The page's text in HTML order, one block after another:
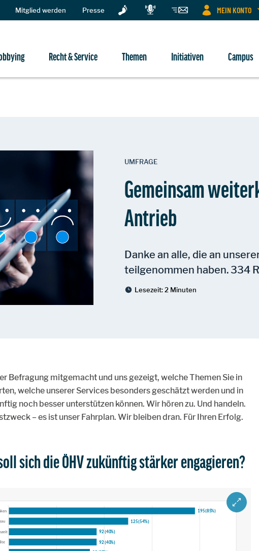
Mitglied werden Presse MEIN KONTO
Recht & Service Themen Initiativen Campus
UMFRAGE
Gemeinsam
Antrieb
Danke an alle, die an
teilgenommen haben. 334
Lesezeit:2 Minuten
Befragung mitgemacht und uns gezeigt, welche Themen Sie in
welche unserer Services besonders geschätzt werden und in
noch besser unterstützen können. Wir hören zu. Und handeln.
– es ist unser Fahrplan. Wir bleiben dran. Für Ihren Erfolg.
sich die ÖHV zukünftig stärker engagieren?
ZOOM